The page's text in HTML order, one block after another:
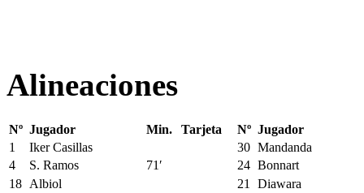
Alineaciones
Nº Jugador Min. Tarjeta Nº Jugador
1
Iker Casillas 30 Mandanda
4
S. Ramos 71′ 24 Bonnart
18 Albiol 21 Diawara